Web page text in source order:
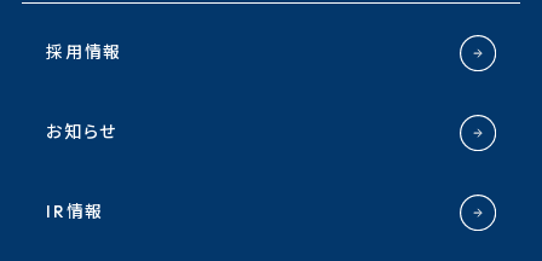
採用情報
お知らせ
IR情報